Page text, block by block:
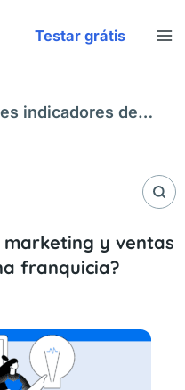
Testar grátis
indicadores de
marketing y ventas
franquicia?